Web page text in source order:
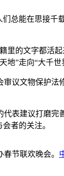
能在思接千
的文字都活
”走向“大千世
文物保护法
建议打磨完
者的关注。
节联欢晚会。